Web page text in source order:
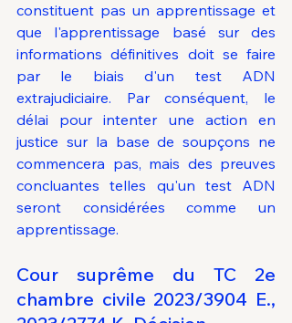
constituent pas un apprentissage et
que l'apprentissage basé sur des
informations définitives doit se faire
par le biais d'un test ADN
extrajudiciaire. Par conséquent, le
délai pour intenter une action en
justice sur la base de soupçons ne
commencera pas, mais des preuves
concluantes telles qu'un test ADN
seront considérées comme un
apprentissage.
Cour suprême du TC 2e
chambre civile 2023/3904 E.,